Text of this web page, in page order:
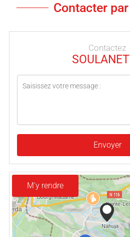
Contacter par
Contactez
Envoyer
M'y rendre